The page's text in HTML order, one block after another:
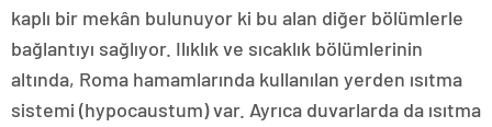
kaplı bir mekân bulunuyor ki bu alan diğer bölümlerle
bağlantıyı sağlıyor. Ilıklık ve sıcaklık bölümlerinin
altında, Roma hamamlarında kullanılan yerden ısıtma
sistemi (hypocaustum) var. Ayrıca duvarlarda da ısıtma